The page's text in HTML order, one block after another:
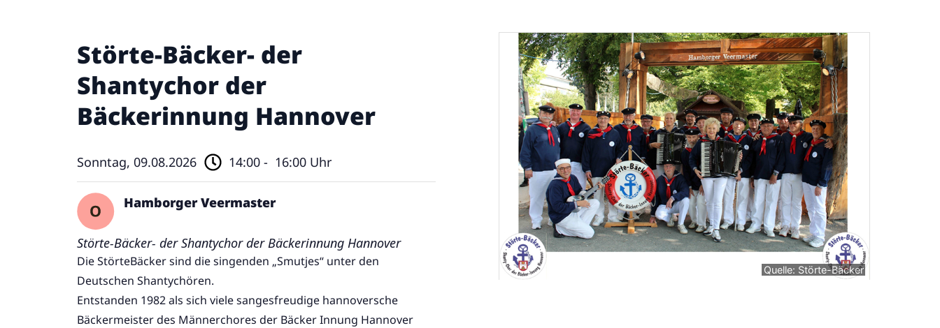
Störte-Bäcker- der
Shantychor der
Bäckerinnung Hannover
Sonntag, 09.08.2026 14:00 - 16:00 Uhr
Hamborger Veermaster
Störte-Bäcker- der Shantychor der Bäckerinnung Hannover
Die StörteBäcker sind die singenden „Smutjes“ unter den
Deutschen Shantychören.
Entstanden 1982 als sich viele sangesfreudige hannoversche
Bäckermeister des Männerchores der Bäcker Innung Hannover
Quelle: Störte-Bäcker